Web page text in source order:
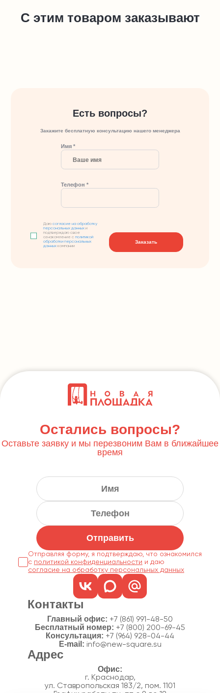
С этим товаром заказывают
Есть вопросы?
Закажите бесплатную консультацию нашего менеджера
Имя *
Телефон *
Даюсогласие на обработку
персональных данных и
подтверждаю свое
ознакомление сполитикой
обработки персональных
данных компании
Заказать
Остались вопросы?
Оставьте заявку и мы перезвоним Вам в ближайшее
время
Отправить
Отправляя форму, я подтверждаю, что ознакомился
с политикой конфиденциальности
согласие на обработку персональных данных
Контакты
Главный офис: +7 (861) 991-48-50
Бесплатный номер: +7 (800) 200-69-45
Консультация: +7 (964) 928-04-44
E-mail: info@new-square.su
Адрес
г. Краснодар,
ул. Ставропольская 183/2, пом. 1101